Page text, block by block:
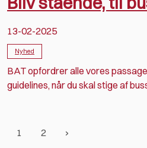
13-02-2025
Nyhed
BAT opfordrer alle vores
guidelines, når du skal stige af
1 2